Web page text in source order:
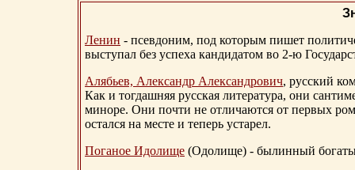
Ленин - псевдоним, под которым пишет
выступал без успеха кандидатом во 2-ю
Алябьев, Александр Александрович, русский
Как и тогдашняя русская литература, они
миноре. Они почти не отличаются от первых
остался на месте и теперь устарел.
Поганое Идолище (Одолище) - былинный